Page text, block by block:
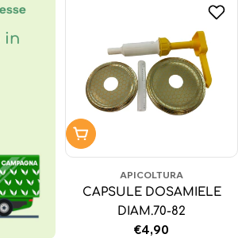
in
Aggiungi al carrello
APICOLTURA
CAPSULE DOSAMIELE
DIAM.70-82
Prezzo
€4,90